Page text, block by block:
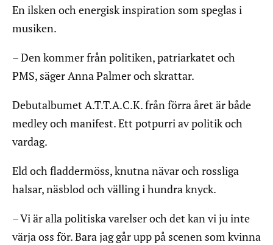
En ilsken och energisk inspiration som speglas i
musiken.
– Den kommer från politiken, patriarkatet och
PMS, säger Anna Palmer och skrattar.
Debutalbumet A.T.T.A.C.K. från förra året är både
medley och manifest. Ett potpurri av politik och
vardag.
Eld och fladdermöss, knutna nävar och rossliga
halsar, näsblod och välling i hundra knyck.
– Vi är alla politiska varelser och det kan vi ju inte
värja oss för. Bara jag går upp på scenen som kvinna